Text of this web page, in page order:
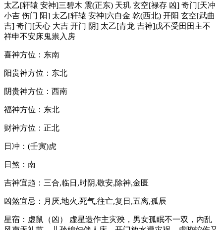
太乙[轩辕 安神]三碧木 震(正东) 天玑 玄空[禄存 凶] 奇门[天冲
小吉 伤门 阳] 太乙[轩辕 安神]六白金 乾(西北) 开阳 玄空[武曲
吉] 奇门[天心 大吉 开门 阴] 太乙[青龙 吉神]戊不受田田主不
祥申不安床鬼祟入房
喜神方位：东南
阳贵神方位：东北
阴贵神方位：西南
福神方位：东北
财神方位：正北
日冲：(壬寅)虎
日煞：南
吉神宜趋：三合,临日,时阴,敬安,除神,金匮
凶煞宜忌：月厌,地火,死气,往亡,复日,五离,孤辰
星宿：虚鼠（凶） 虚星造作主灾殃，男女孤眠不一双，内乱